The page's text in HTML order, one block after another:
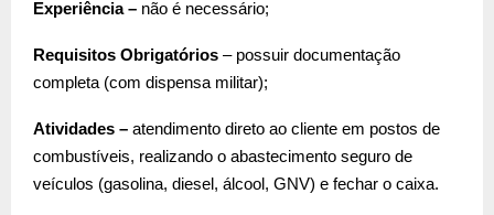
Experiência – não é necessário;
Requisitos Obrigatórios – possuir documentação
completa (com dispensa militar);
Atividades – atendimento direto ao cliente em postos de
combustíveis, realizando o abastecimento seguro de
veículos (gasolina, diesel, álcool, GNV) e fechar o caixa.